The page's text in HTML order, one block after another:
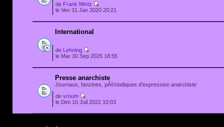
de Frank Mintz
le Ven 31 Jan 2020 20:21
International
de
Lehning
le Mar 30 Sep 2025 18:55
Presse anarchiste
Journaux, fanzines, pÃ©riodiques d'expression anarchiste
de vroum
le Dim 10 Juil 2022 10:03